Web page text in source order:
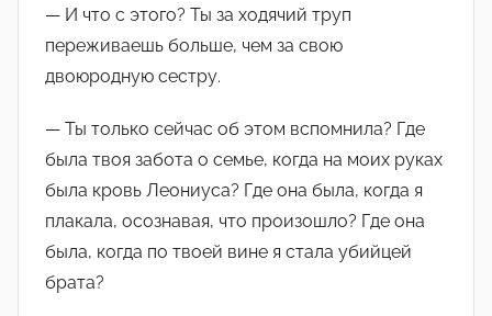
— И что с этого? Ты за ходячий труп
переживаешь больше, чем за свою
двоюродную сестру.
— Ты только сейчас об этом вспомнила? Где
была твоя забота о семье, когда на моих руках
была кровь Леониуса? Где она была, когда я
плакала, осознавая, что произошло? Где она
была, когда по твоей вине я стала убийцей
брата?